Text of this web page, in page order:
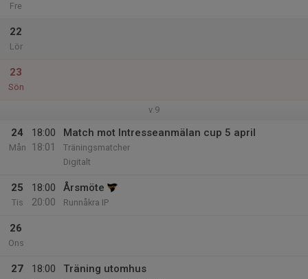
Fre
22
Lör
23
Sön
v.9
24
Mån
18:00
18:01
Match mot Intresseanmälan cup 5 april
Träningsmatcher
Digitalt
25
Tis
18:00
20:00
Årsmöte
Runnåkra IP
26
Ons
27
18:00
Träning utomhus